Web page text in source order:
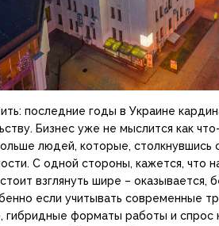
последние годы в Украине
Бизнес уже не мыслится как
людей, которые,
С одной стороны, кажется, что
взглянуть шире – оказывается,
если учитывать современные
гибридные форматы работы и спрос